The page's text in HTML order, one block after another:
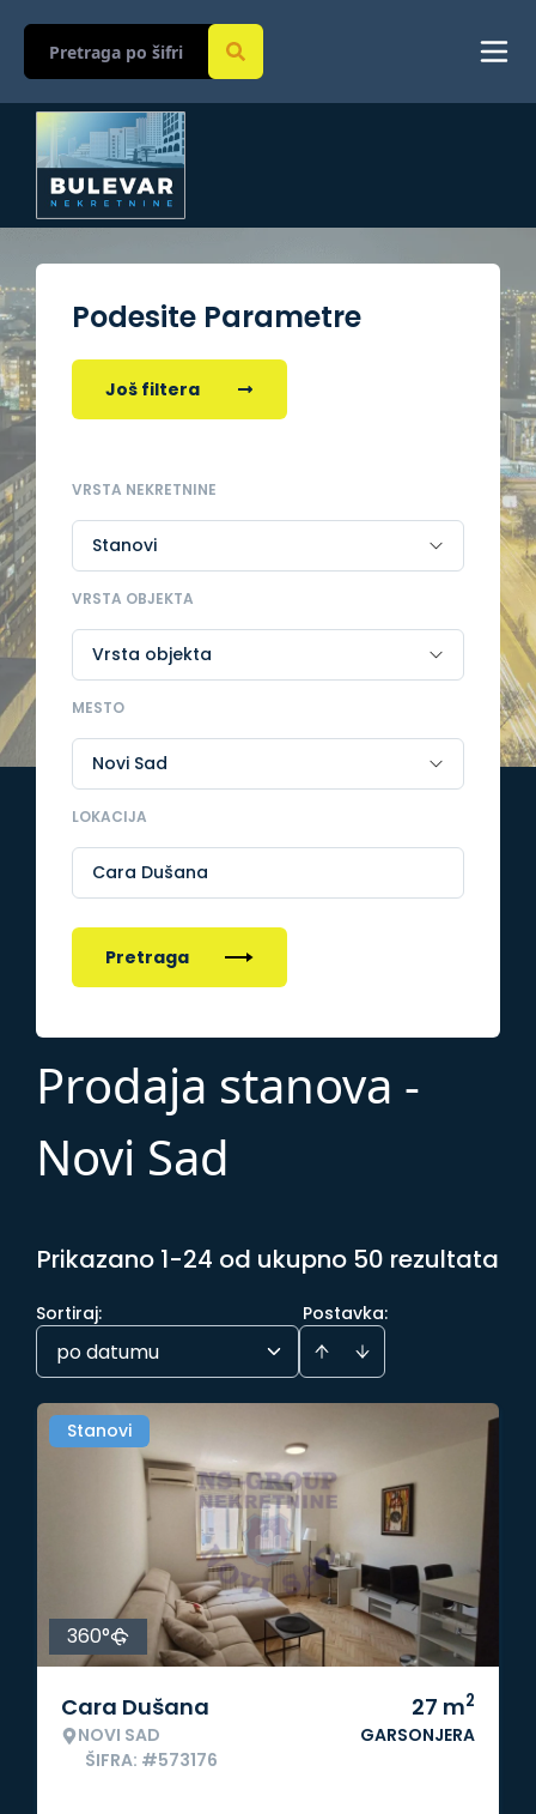
Podesite Parametre
Još filtera
VRSTA NEKRETNINE
VRSTA OBJEKTA
MESTO
LOKACIJA
Cara Dušana
Pretraga
Prodaja stanova -
Novi Sad
Prikazano 1-24 od ukupno 50 rezultata
Postavka:
Sortiraj:
po datumu
Stanovi
360°
Cara Dušana
NOVI SAD
ŠIFRA: #573176
27 m2
GARSONJERA